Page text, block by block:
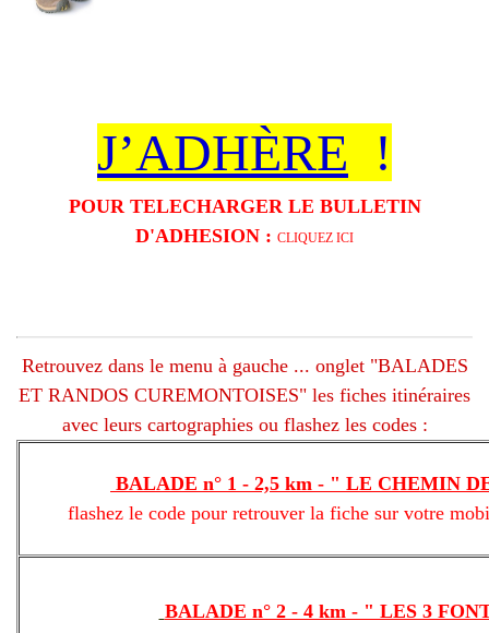
J’ADHÈRE !
POUR TELECHARGER LE BULLETIN
D'ADHESION : CLIQUEZ ICI
Retrouvez dans le menu à gauche ... onglet "BALADES
ET RANDOS CUREMONTOISES" les fiches itinéraires
avec leurs cartographies ou flashez les codes :
BALADE n° 1 - 2,5 km - " LE CHEMIN
flashez le code pour retrouver la fiche sur votre
BALADE n° 2 - 4 km - " LES 3